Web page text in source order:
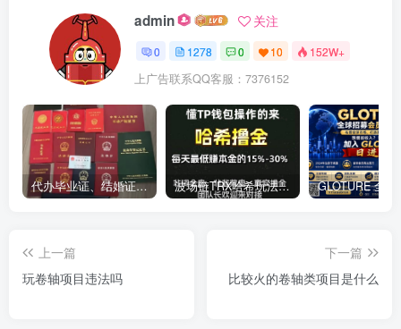
admin 关注
0 1278 0 10 152W+
上广告联系QQ客服：7376152
代办毕业证、结婚证、房产证、不动产权证书、离婚证、中专/大专/高中 ​波场链TRX哈希玩法深度解析：低门槛也能实现稳定回报的新思路
上一篇
玩卷轴项目违法吗
下一篇
比较火的卷轴类项目是什么